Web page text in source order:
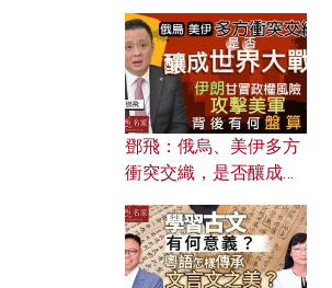
鄧飛：俄烏、美伊多方
衝突交織，是否釀成世
風險攻擊美軍，背後有
何盤算？